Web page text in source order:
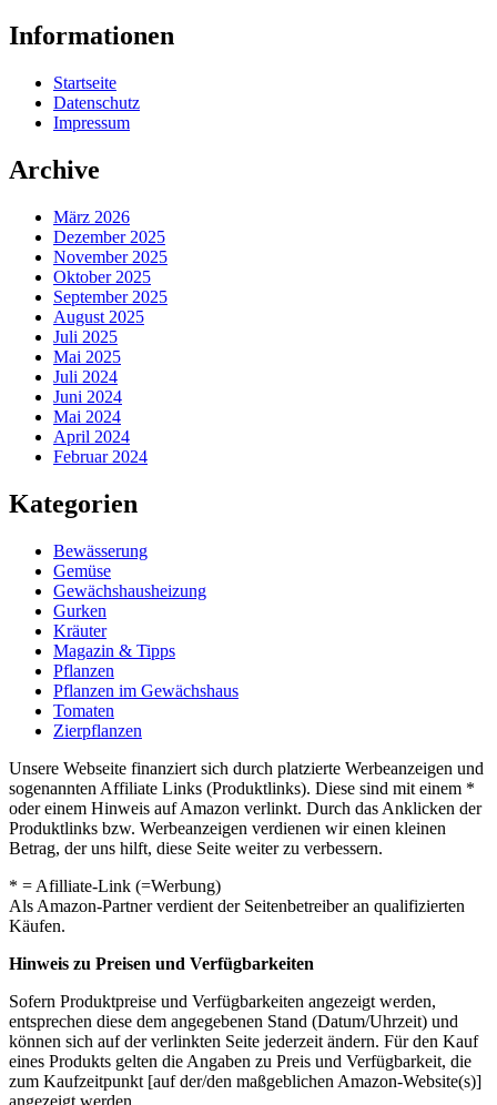
Informationen
Startseite
Datenschutz
Impressum
Archive
März 2026
Dezember 2025
November 2025
Oktober 2025
September 2025
August 2025
Juli 2025
Mai 2025
Juli 2024
Juni 2024
Mai 2024
April 2024
Februar 2024
Kategorien
Bewässerung
Gemüse
Gewächshausheizung
Gurken
Kräuter
Magazin & Tipps
Pflanzen
Pflanzen im Gewächshaus
Tomaten
Zierpflanzen
Unsere Webseite finanziert sich durch platzierte Werbeanzeigen und
sogenannten Affiliate Links (Produktlinks). Diese sind mit einem *
oder einem Hinweis auf Amazon verlinkt. Durch das Anklicken der
Produktlinks bzw. Werbeanzeigen verdienen wir einen kleinen
Betrag, der uns hilft, diese Seite weiter zu verbessern.
* = Afilliate-Link (=Werbung)
Als Amazon-Partner verdient der Seitenbetreiber an qualifizierten
Käufen.
Hinweis zu Preisen und Verfügbarkeiten
Sofern Produktpreise und Verfügbarkeiten angezeigt werden,
entsprechen diese dem angegebenen Stand (Datum/Uhrzeit) und
können sich auf der verlinkten Seite jederzeit ändern. Für den Kauf
eines Produkts gelten die Angaben zu Preis und Verfügbarkeit, die
zum Kaufzeitpunkt [auf der/den maßgeblichen Amazon-Website(s)]
angezeigt werden.